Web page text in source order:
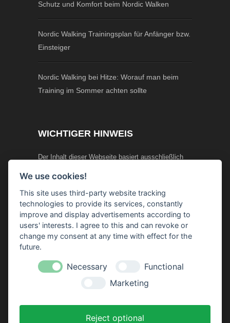
Schutz und Komfort beim Nordic Walken
Nordic Walking Trainingsplan für Anfänger bzw.
Einsteiger
Nordic Walking bei Hitze: Worauf man beim
Training im Sommer achten sollte
WICHTIGER HINWEIS
Der Inhalt dieser Webseite basiert ausschließlich
auf persönlichen Erfahrungen und Recherchen.
Informationen zu liefern, können Fehler natürlich
nicht ganz ausschließen. Die Autoren sind
sportliche und medizinische Laien. Deshalb sollten
Sie Informationen zu Gesundheitsaspekten nicht
Die Infos zu diesen Themen können einen
Arztbesuch nicht ersetzen! Bei Unklarheiten und zu
We use cookies!
This site uses third-party website tracking
technologies to provide its services, constantly
improve and display advertisements according to
users' interests. I agree to this and can revoke or
change my consent at any time with effect for the
future.
Necessary
Functional
Marketing
Reject optional